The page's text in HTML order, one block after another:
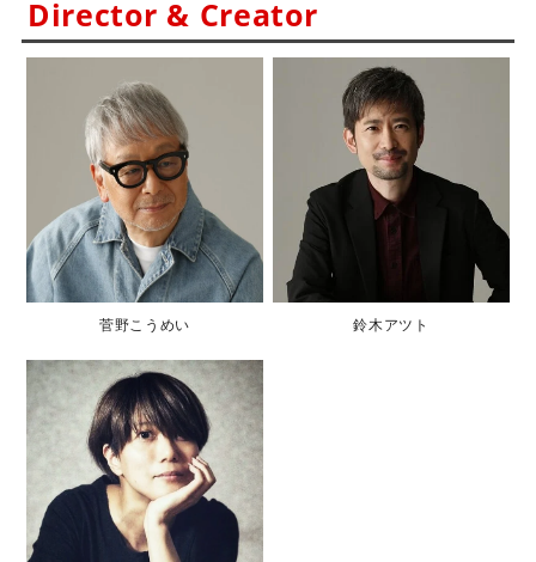
Director & Creator
菅野こうめい 鈴木アツト